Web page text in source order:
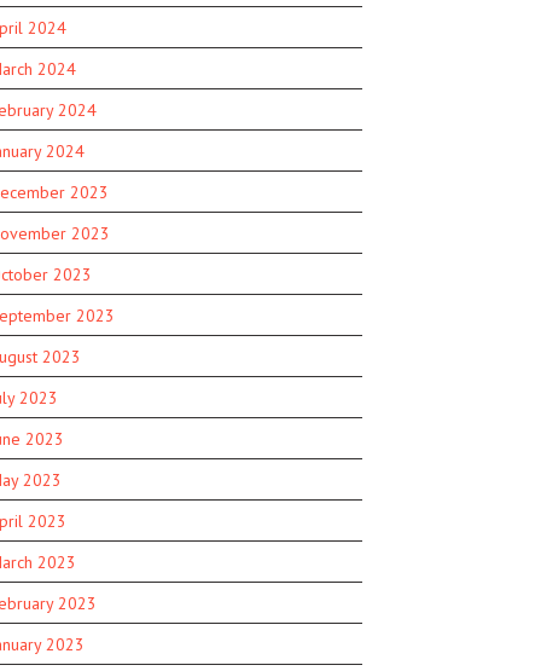
2024
2024
2024
2024
2023
2023
2023
2023
2023
2023
2023
2023
2023
2023
2023
2023